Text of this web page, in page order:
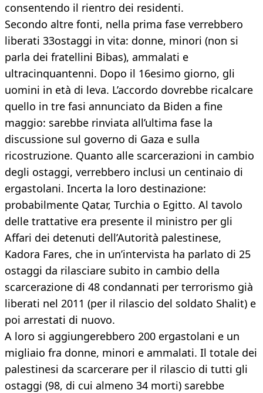
consentendo il rientro dei residenti.
Secondo altre fonti, nella prima fase verrebbero
liberati 33ostaggi in vita: donne, minori (non si
parla dei fratellini Bibas), ammalati e
ultracinquantenni. Dopo il 16esimo giorno, gli
uomini in età di leva. L’accordo dovrebbe ricalcare
quello in tre fasi annunciato da Biden a fine
maggio: sarebbe rinviata all’ultima fase la
discussione sul governo di Gaza e sulla
ricostruzione. Quanto alle scarcerazioni in cambio
degli ostaggi, verrebbero inclusi un centinaio di
ergastolani. Incerta la loro destinazione:
probabilmente Qatar, Turchia o Egitto. Al tavolo
delle trattative era presente il ministro per gli
Affari dei detenuti dell’Autorità palestinese,
Kadora Fares, che in un’intervista ha parlato di 25
ostaggi da rilasciare subito in cambio della
scarcerazione di 48 condannati per terrorismo già
liberati nel 2011 (per il rilascio del soldato Shalit) e
poi arrestati di nuovo.
A loro si aggiungerebbero 200 ergastolani e un
migliaio fra donne, minori e ammalati. Il totale dei
palestinesi da scarcerare per il rilascio di tutti gli
ostaggi (98, di cui almeno 34 morti) sarebbe